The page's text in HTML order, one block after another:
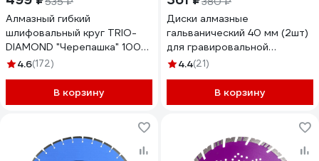
Алмазный гибкий
шлифовальный круг TRIO-
DIAMOND "Черепашка" 100
мм № 100 340100
4.6(172)
В корзину
Диски алмазные
гальванический 40 мм (2шт)
для гравировальной
машинки, TRIO-DIAMOND
4.4(21)
В корзину